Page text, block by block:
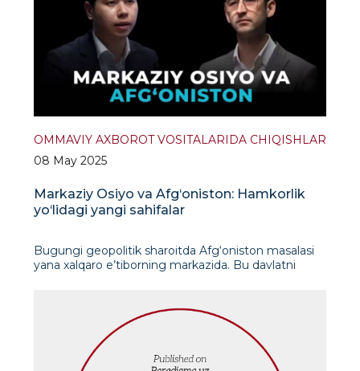
OMMAVIY AXBOROT VOSITALARIDA CHIQISHLAR
08 May 2025
Markaziy Osiyo va Afg‘oniston: Hamkorlik
yo‘lidagi yangi sahifalar
Bugungi geopolitik sharoitda Afg‘oniston masalasi
yana xalqaro e’tiborning markazida. Bu davlatni
hamjamiyat esa Afg‘onistonga nisbatan
yondashuvda yangi axborot va siyo